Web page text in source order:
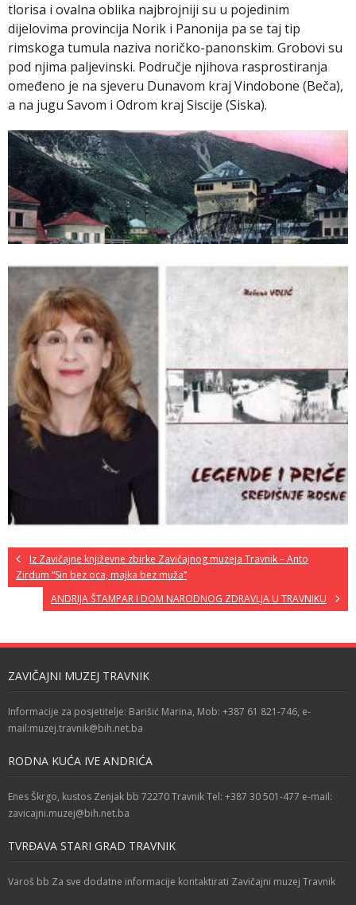
tlorisa i ovalna oblika najbrojniji su u pojedinim
dijelovima provincija Norik i Panonija pa se taj tip
rimskoga tumula naziva noričko-panonskim. Grobovi su
pod njima paljevinski. Područje njihova rasprostiranja
omeđeno je na sjeveru Dunavom kraj Vindobone (Beča),
a na jugu Savom i Odrom kraj Siscije (Siska).
Iz Zavičajne književne zbirke Zavičajnog muzeja Travnik – Anto
Zirdum “Sin bez oca, majka bez muža”
ANDRIJA ŠTAMPAR I DOM NARODNOG ZDRAVLJA U TRAVNIKU
ZAVIČAJNI MUZEJ TRAVNIK
Informacije za posjetitelje: Barišić Marina, Mob: +387 61 821-746, e-
mail:muzej.travnik@bih.net.ba
RODNA KUĆA IVE ANDRIĆA
Enes Škrgo, kustos Zenjak bb 72270 Travnik Tel: +387 30 501-477 e-mail:
zavicajni.muzej@bih.net.ba
TVRĐAVA STARI GRAD TRAVNIK
Varoš bb Za sve dodatne informacije kontaktirati Zavičajni muzej Travnik